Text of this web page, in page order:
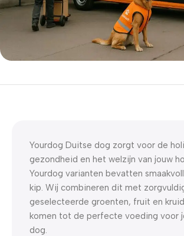
5% korting met code
Yourdog Duitse dog zorgt voor de
gezondheid en het welzijn van jouw
Yourdog varianten bevatten
kip. Wij combineren dit met
geselecteerde groenten, fruit en
komen tot de perfecte voeding voor
dog.